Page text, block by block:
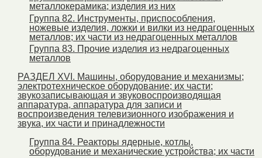
металлокерамика; изделия из них
Группа 82. Инструменты, приспособления,
ножевые изделия, ложки и вилки из недрагоценных
металлов; их части из недрагоценных металлов
Группа 83. Прочие изделия из недрагоценных
металлов
РАЗДЕЛ XVI. Машины, оборудование и механизмы;
электротехническое оборудование; их части;
звукозаписывающая и звуковоспроизводящая
аппаратура, аппаратура для записи и
воспроизведения телевизионного изображения и
звука, их части и принадлежности
Группа 84. Реакторы ядерные, котлы,
оборудование и механические устройства; их части